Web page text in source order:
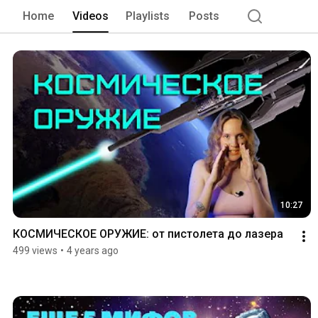
Home Videos Playlists Posts
10:27
КОСМИЧЕСКОЕ ОРУЖИЕ: от пистолета до лазера
499 views • 4 years ago